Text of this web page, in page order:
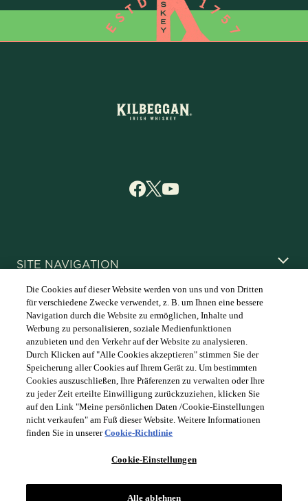
SITE NAVIGATION
LEGAL
Befolgen Sie immer dieDrinkSmart®-Regeln und trinken
Sie in Maßen
COUNTRY & LANGUAGE GERMAN | DE
Opens
language
Die Cookies auf dieser Website werden von uns und von Dritten
für verschiedene Zwecke verwendet, z. B. um Ihnen eine bessere
Navigation durch die Website zu ermöglichen, Inhalte und
Werbung zu personalisieren, soziale Medienfunktionen
anzubieten und den Verkehr auf der Website zu analysieren.
Durch Klicken auf "Alle Cookies akzeptieren" stimmen Sie der
Speicherung aller Cookies auf Ihrem Gerät zu. Um bestimmten
Cookies auszuschließen, Ihre Präferenzen zu verwalten oder Ihre
zu jeder Zeit erteilte Einwilligung zurückzuziehen, klicken Sie
auf den Link "Meine persönlichen Daten /Cookie-Einstellungen
nicht verkaufen" am Fuß dieser Website. Weitere Informationen
finden Sie in unsererCookie-Richtlinie
Cookie-Einstellungen
Alle ablehnen